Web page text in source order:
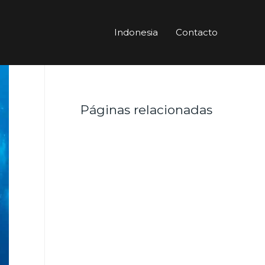
Indonesia Contacto
Páginas relacionadas